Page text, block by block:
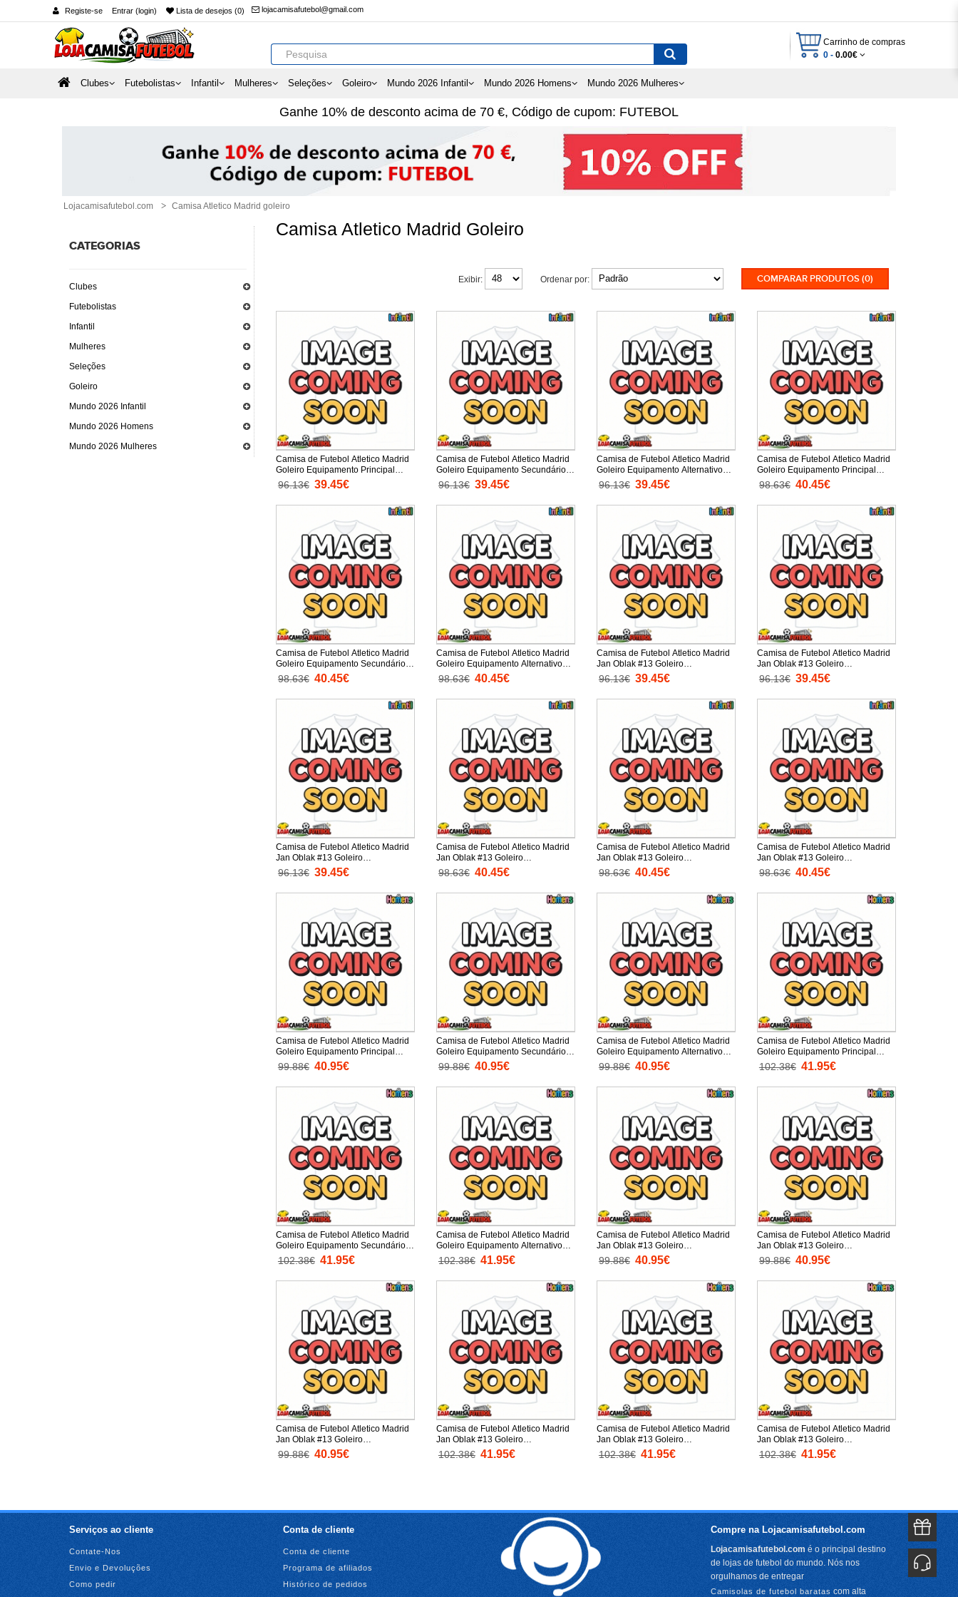
Registe-se Entrar (login) Lista de desejos (0) lojacamisafutebol@gmail.com
Carrinho de compras
0 - 0.00€
Clubes Futebolistas Infantil Mulheres Seleções Goleiro Mundo 2026 Infantil Mundo 2026 Homens Mundo 2026 Mulheres
Ganhe 10% de desconto acima de 70 €, Código de cupom: FUTEBOL
Lojacamisafutebol.com Camisa Atletico Madrid goleiro
CATEGORIAS
Clubes
Futebolistas
Infantil
Mulheres
Seleções
Goleiro
Mundo 2026 Infantil
Mundo 2026 Homens
Mundo 2026 Mulheres
Camisa Atletico Madrid Goleiro
COMPARAR PRODUTOS (0)
Ordenar por:
Exibir:
Camisa de Futebol Atletico Madrid
Goleiro Equipamento Principal
Infantil 2025-26 Manga Curta (+
Calças curtas)
96.13€ 39.45€
Camisa de Futebol Atletico Madrid
Goleiro Equipamento Secundário
Infantil 2025-26 Manga Curta (+
Calças curtas)
96.13€ 39.45€
Camisa de Futebol Atletico Madrid
Goleiro Equipamento Alternativo
Infantil 2025-26 Manga Curta (+
Calças curtas)
96.13€ 39.45€
Camisa de Futebol Atletico Madrid
Goleiro Equipamento Principal
Infantil 2025-26 Manga Comprida
(+ Calças curtas)
98.63€ 40.45€
Camisa de Futebol Atletico Madrid
Goleiro Equipamento Secundário
Infantil 2025-26 Manga Comprida
(+ Calças curtas)
98.63€ 40.45€
Camisa de Futebol Atletico Madrid
Goleiro Equipamento Alternativo
Infantil 2025-26 Manga Comprida
(+ Calças curtas)
98.63€ 40.45€
Camisa de Futebol Atletico Madrid
Jan Oblak #13 Goleiro
Equipamento Principal Infantil
2025-26 Manga Curta (+ Calças
96.13€ 39.45€
Camisa de Futebol Atletico Madrid
Jan Oblak #13 Goleiro
Equipamento Secundário Infantil
2025-26 Manga Curta (+ Calças
96.13€ 39.45€
Camisa de Futebol Atletico Madrid
Jan Oblak #13 Goleiro
Equipamento Alternativo Infantil
2025-26 Manga Curta (+ Calças
96.13€ 39.45€
Camisa de Futebol Atletico Madrid
Jan Oblak #13 Goleiro
Equipamento Principal Infantil
2025-26 Manga Comprida (+
98.63€ 40.45€
Camisa de Futebol Atletico Madrid
Jan Oblak #13 Goleiro
Equipamento Secundário Infantil
2025-26 Manga Comprida (+
98.63€ 40.45€
Camisa de Futebol Atletico Madrid
Jan Oblak #13 Goleiro
Equipamento Alternativo Infantil
2025-26 Manga Comprida (+
98.63€ 40.45€
Camisa de Futebol Atletico Madrid
Goleiro Equipamento Principal
2025-26 Manga Curta
99.88€ 40.95€
Camisa de Futebol Atletico Madrid
Goleiro Equipamento Secundário
2025-26 Manga Curta
99.88€ 40.95€
Camisa de Futebol Atletico Madrid
Goleiro Equipamento Alternativo
2025-26 Manga Curta
99.88€ 40.95€
Camisa de Futebol Atletico Madrid
Goleiro Equipamento Principal
2025-26 Manga Comprida
102.38€ 41.95€
Camisa de Futebol Atletico Madrid
Goleiro Equipamento Secundário
2025-26 Manga Comprida
102.38€ 41.95€
Camisa de Futebol Atletico Madrid
Goleiro Equipamento Alternativo
2025-26 Manga Comprida
102.38€ 41.95€
Camisa de Futebol Atletico Madrid
Jan Oblak #13 Goleiro
Equipamento Principal 2025-26
Manga Curta
99.88€ 40.95€
Camisa de Futebol Atletico Madrid
Jan Oblak #13 Goleiro
Equipamento Secundário 2025-26
Manga Curta
99.88€ 40.95€
Camisa de Futebol Atletico Madrid
Jan Oblak #13 Goleiro
Equipamento Alternativo 2025-26
Manga Curta
99.88€ 40.95€
Camisa de Futebol Atletico Madrid
Jan Oblak #13 Goleiro
Equipamento Principal 2025-26
Manga Comprida
102.38€ 41.95€
Camisa de Futebol Atletico Madrid
Jan Oblak #13 Goleiro
Equipamento Secundário 2025-26
Manga Comprida
102.38€ 41.95€
Camisa de Futebol Atletico Madrid
Jan Oblak #13 Goleiro
Equipamento Alternativo 2025-26
Manga Comprida
102.38€ 41.95€
Serviços ao cliente
Contate-Nos
Envio e Devoluções
Como pedir
Conta de cliente
Conta de cliente
Programa de afiliados
Histórico de pedidos
Compre na Lojacamisafutebol.com
Lojacamisafutebol.com é o principal destino
de lojas de futebol do mundo. Nós nos
orgulhamos de entregar
Camisolas de futebol baratas com alta